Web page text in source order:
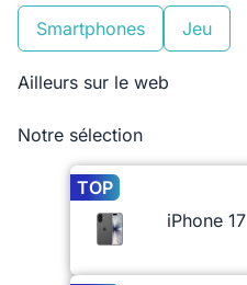
Smartphones Jeu
Ailleurs sur le web
Notre sélection
TOP
iPhone 17